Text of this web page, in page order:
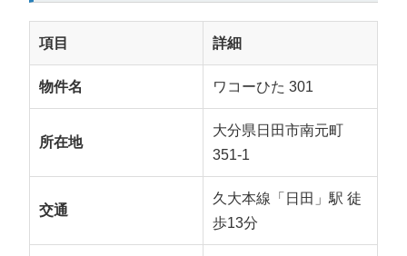
項目 詳細
物件名 ワコーひた 301
所在地
大分県日田市南元町
351-1
交通
久大本線「日田」駅 徒
歩13分